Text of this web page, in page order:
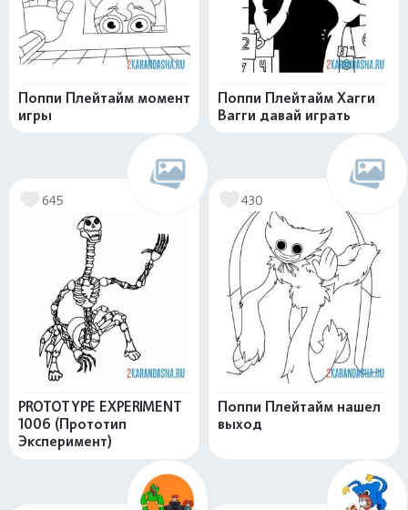
Поппи Плейтайм момент
игры
Поппи Плейтайм Хагги
Вагги давай играть
645
PROTOTYPE EXPERIMENT
1006 (Прототип
Эксперимент)
430
Поппи Плейтайм нашел
выход